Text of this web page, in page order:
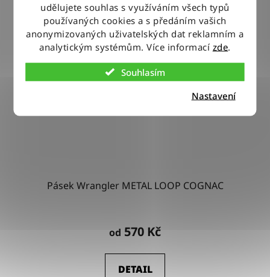
udělujete souhlas s využíváním všech typů
používaných cookies a s předáním vašich
anonymizovaných uživatelských dat reklamním a
analytickým systémům. Více informací zde.
Souhlasím
Nastavení
Pásek Wrangler METAL LOOP COGNAC
od 570 Kč
DETAIL